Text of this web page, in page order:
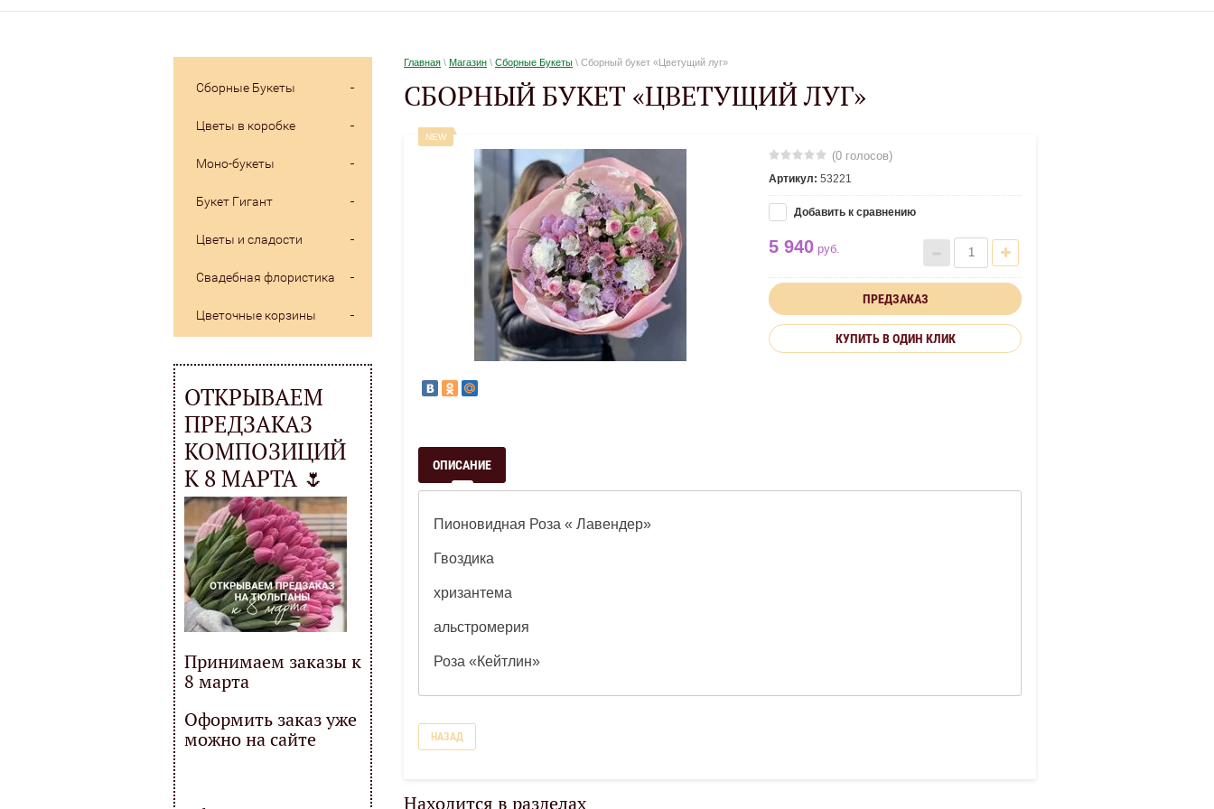
Сборные Букеты
Цветы в коробке
Моно-букеты
Букет Гигант
Цветы и сладости
Свадебная флористика
Цветочные корзины
ОТКРЫВАЕМ
ПРЕДЗАКАЗ
КОМПОЗИЦИЙ
К 8 МАРТА 🌷
Принимаем заказы к
8 марта
Оформить заказ уже
можно на сайте
Главная \ Магазин \ Сборные Букеты \ Сборный букет «Цветущий луг»
СБОРНЫЙ БУКЕТ «ЦВЕТУЩИЙ ЛУГ»
NEW
(0 голосов)
Артикул: 53221
Добавить к сравнению
5 940 руб.
ПРЕДЗАКАЗ
КУПИТЬ В ОДИН КЛИК
ОПИСАНИЕ
Пионовидная Роза « Лавендер»
Гвоздика
хризантема
альстромерия
Роза «Кейтлин»
НАЗАД
Находится в разделах